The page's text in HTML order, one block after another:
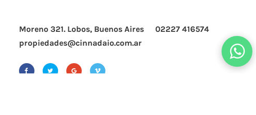
Moreno 321. Lobos, Buenos Aires
02227 416574
propiedades@cinnadaio.com.ar